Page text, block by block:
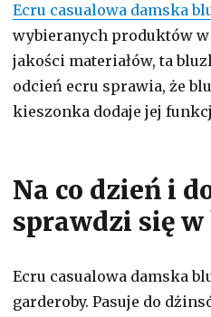
Ecru casualowa damska
wybieranych produktów
jakości materiałów, ta
odcień ecru sprawia, że
kieszonka dodaje jej
Na co dzień i
sprawdzi się
Ecru casualowa damska
garderoby. Pasuje do